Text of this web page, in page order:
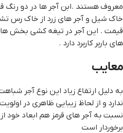
معروف هستند .ابن آجر ها در دو رنگ
خاک شیل و آجر های زرد از خاک رس
قيمت . این آجر در تیغه کشی بخش
های باربر کاربرد دارد .
معایب
به دلیل ارتفاع زیاد این نوع آجر
ندارد و از لحاظ زیبایی ظاهری در
نسبت به آجر های قرمز هم ابعاد خود
برخوردار است